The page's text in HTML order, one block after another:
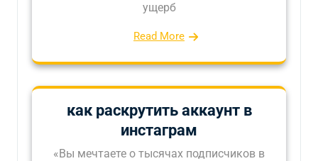
ущерб
Read More
как раскрутить аккаунт в
инстаграм
«Вы мечтаете о тысячах подписчиков в